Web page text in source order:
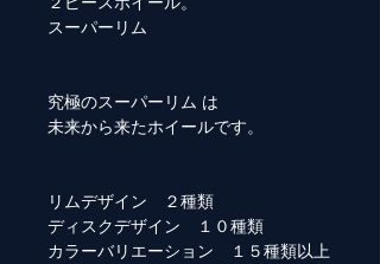
スーパーリム
究極のスーパーリム は
未来から来たホイールです。
リムデザイン ２種類
ディスクデザイン １０種類
カラーバリエーション １５種類以上